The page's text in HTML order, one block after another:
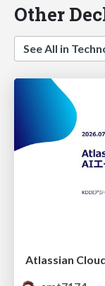
Other
See All in